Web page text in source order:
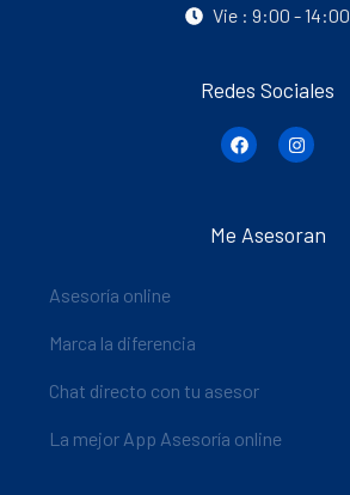
Vie : 9:00 - 14:00
Redes Sociales
Me Asesoran
Asesoría online
Marca la diferencia
Chat directo con tu asesor
La mejor App Asesoría online